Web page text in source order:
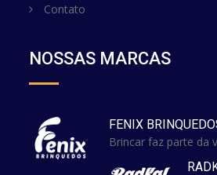
Contato
NOSSAS MARCAS
FENIX
Brincar faz parte da